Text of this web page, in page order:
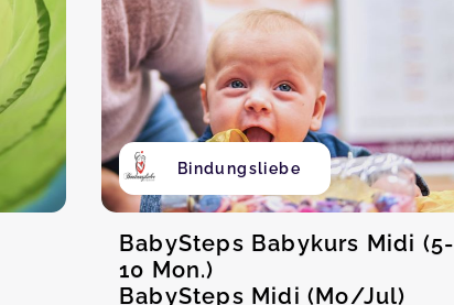
Bindungsliebe
BabySteps Babykurs Midi (5-
10 Mon.)
BabySteps Midi (Mo/Jul)